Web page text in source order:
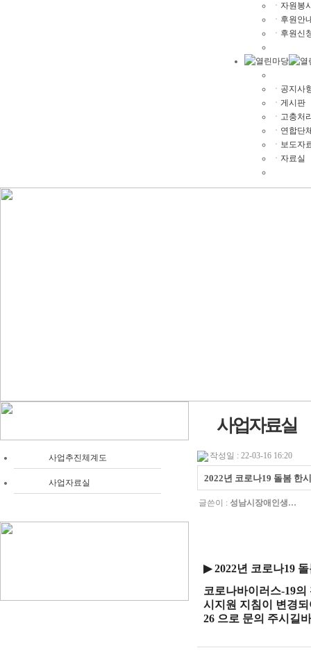
ㆍ 자원봉
ㆍ 후원안
ㆍ 후원신
ㆍ 공지사
ㆍ 게시판
ㆍ 고충처
ㆍ 연합단
ㆍ 보도자
ㆍ 자료실
사업추진체계도
사업자료실
사업자료실
작성일 : 22-03-16 16:20
2022년 코로나19 돌봄 한
글쓴이 :성남시장애인생…
▶2022년 코로나19
코로나바이러스-19의
시지원 지침이 변경
26 으로 문의 주시길